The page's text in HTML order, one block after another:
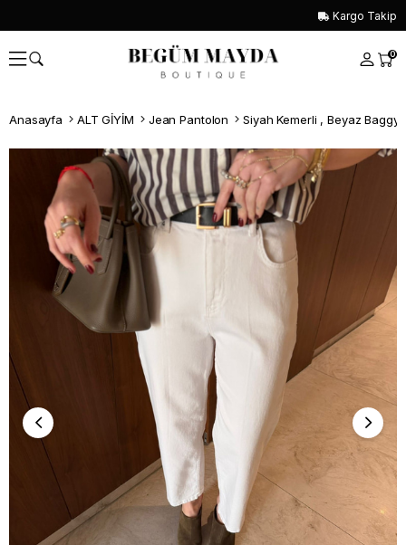
Kargo Takip
0
Anasayfa ALT GİYİM Jean Pantolon Siyah Kemerli , Beyaz Baggy
Whatsapp İle Sipariş ver